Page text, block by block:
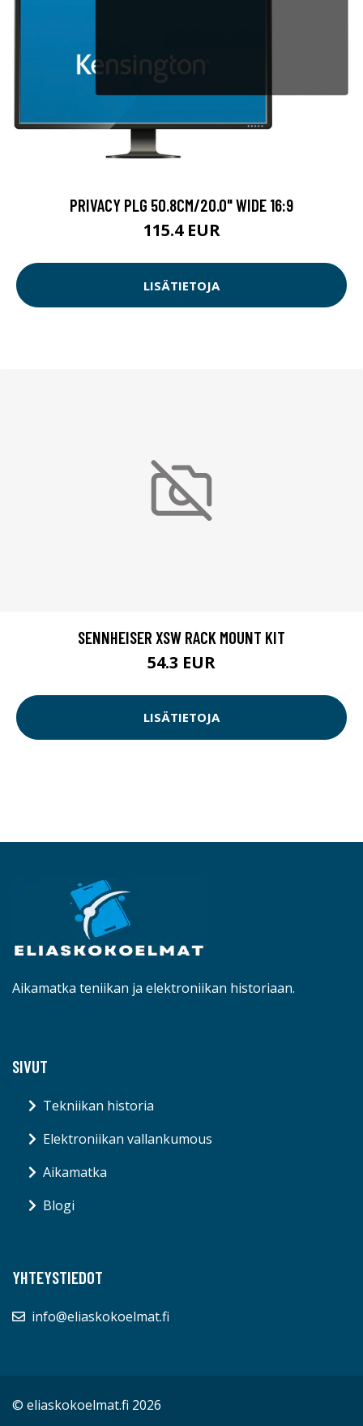
PRIVACY PLG 50.8CM/20.0" WIDE 16:9
115.4 EUR
LISÄTIETOJA
SENNHEISER XSW RACK MOUNT KIT
54.3 EUR
LISÄTIETOJA
Aikamatka teniikan ja elektroniikan historiaan.
SIVUT
Tekniikan historia
Elektroniikan vallankumous
Aikamatka
Blogi
YHTEYSTIEDOT
info@eliaskokoelmat.fi
© eliaskokoelmat.fi 2026